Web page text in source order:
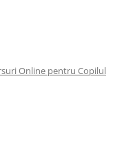
Online pentru Copilul